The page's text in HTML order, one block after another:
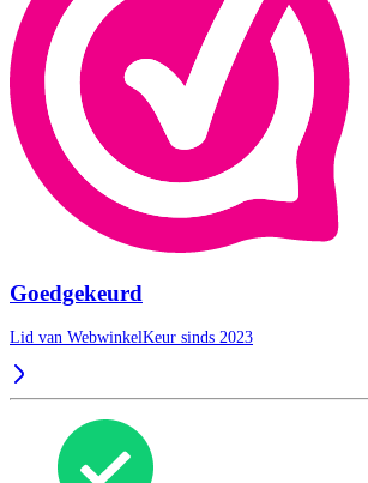
Goedgekeurd
Lid van WebwinkelKeur sinds 2023